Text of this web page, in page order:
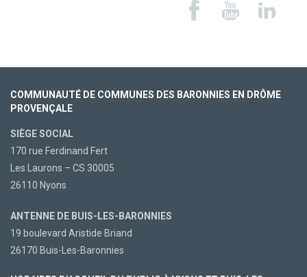
COMMUNAUTÉ DE COMMUNES DES BARONNIES EN DRÔME
PROVENÇALE
SIÈGE SOCIAL
170 rue Ferdinand Fert
Les Laurons – CS 30005
26110 Nyons
ANTENNE DE BUIS-LES-BARONNIES
19 boulevard Aristide Briand
26170 Buis-Les-Baronnies